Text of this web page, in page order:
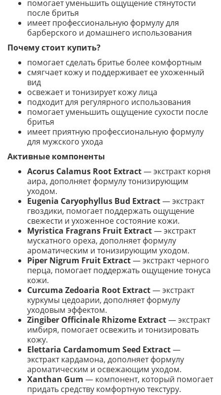
помогает уменьшить ощущение стянутости
после бритья
имеет профессиональную формулу для
барберского и домашнего использования
Почему стоит купить?
помогает сделать бритье более комфортным
смягчает кожу и поддерживает ее ухоженный
вид
освежает и тонизирует кожу лица
подходит для регулярного использования
помогает уменьшить ощущение сухости после
бритья
имеет приятную профессиональную формулу
для мужского ухода
Активные компоненты
Acorus Calamus Root Extract— экстракт корня
аира, дополняет формулу тонизирующим
уходом.
Eugenia Caryophyllus Bud Extract— экстракт
гвоздики, помогает поддержать ощущение
свежести и ухоженное состояние кожи.
Myristica Fragrans Fruit Extract— экстракт
мускатного ореха, дополняет формулу
ароматическим и тонизирующим уходом.
Piper Nigrum Fruit Extract— экстракт черного
перца, помогает поддержать ощущение тонуса
кожи.
Curcuma Zedoaria Root Extract— экстракт
куркумы цедоарии, дополняет формулу
уходовым эффектом.
Zingiber Officinale Rhizome Extract— экстракт
имбиря, помогает освежить и тонизировать
кожу.
Elettaria Cardamomum Seed Extract—
экстракт кардамона, дополняет формулу
ароматическим и освежающим уходом.
Xanthan Gum — компонент, который помогает
придать средству комфортную текстуру.